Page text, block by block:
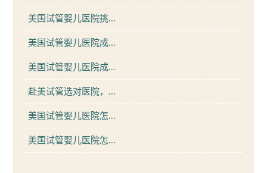
美国试管婴儿医院挑...
美国试管婴儿医院成...
美国试管婴儿医院成...
赴美试管选对医院，...
美国试管婴儿医院怎...
美国试管婴儿医院怎...